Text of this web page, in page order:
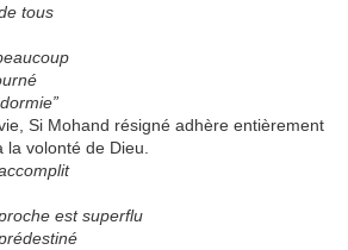
tous
Si Mohand résigné adhère entièrement
volonté de Dieu.
est superflu